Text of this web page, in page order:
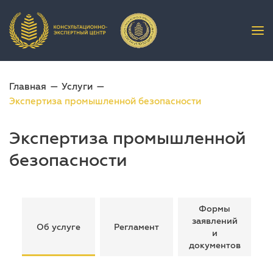
Главная
Услуги
Экспертиза промышленной безопасности
Экспертиза промышленной
безопасности
Об услуге Регламент
Формы
заявлений
и
документов